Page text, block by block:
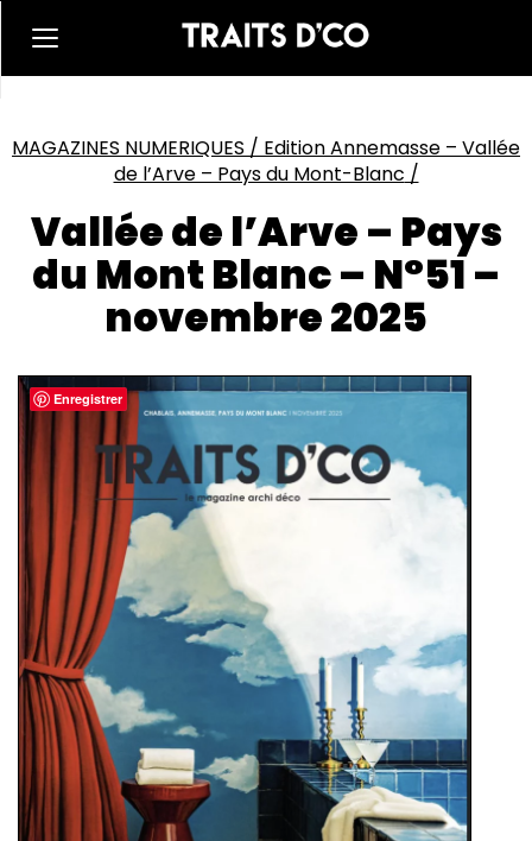
MAGAZINES NUMERIQUES / Edition Annemasse – Vallée
de l’Arve – Pays du Mont-Blanc /
Vallée de l’Arve – Pays
du Mont Blanc – N°51 –
novembre 2025
Enregistrer